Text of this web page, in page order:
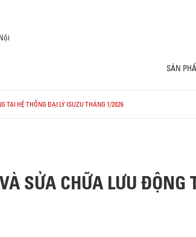
SẢN
TẠI HỆ THỐNG ĐẠI LÝ ISUZU THÁNG 1/2026
SỬA CHỮA LƯU ĐỘNG